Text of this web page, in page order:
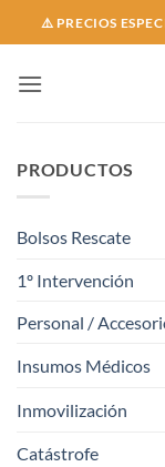
to
⚠️ PRECIOS
PRODUCTOS
Bolsos Rescate
1º Intervención
Personal /
Insumos Médicos
Inmovilización
Catástrofe